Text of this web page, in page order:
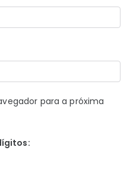
para a próxima